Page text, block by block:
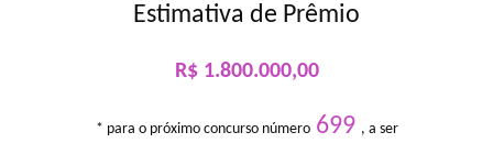
Estimativa de Prêmio
R$ 1.800.000,00
* para o próximo concurso número699 , a ser